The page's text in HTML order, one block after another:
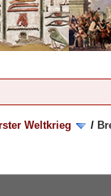
Weltkrieg /